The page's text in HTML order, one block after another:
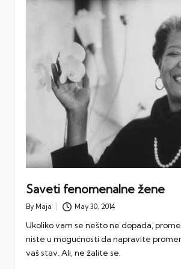
Saveti fenomenalne žene
Posted
By Maja May 30, 2014
Ukoliko vam se nešto ne dopada,
niste u mogućnosti da napravite
vaš stav. Ali, ne žalite se.